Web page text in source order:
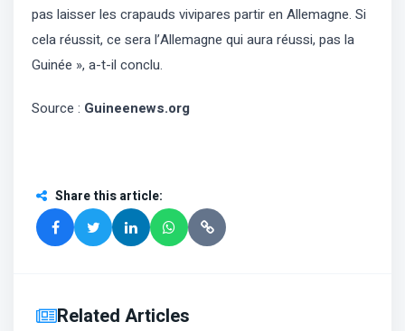
pas laisser les crapauds vivipares partir en Allemagne. Si
cela réussit, ce sera l’Allemagne qui aura réussi, pas la
Guinée », a-t-il conclu.
Source : Guineenews.org
Share this article:
Related Articles